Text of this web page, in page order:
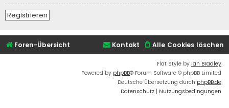
Registrieren
Foren-Übersicht Alle Cookies löschen
Kontakt
Flat Style by Ian Bradley
Powered by phpBB® Forum Software © phpBB Limited
Deutsche Übersetzung durch phpBB.de
Datenschutz | Nutzungsbedingungen